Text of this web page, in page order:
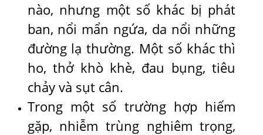
nào, nhưng một số khác bị phát
ban, nổi mẩn ngứa, da nổi những
đường lạ thường. Một số khác thì
ho, thở khò khè, đau bụng, tiêu
chảy và sụt cân.
Trong một số trường hợp hiếm
gặp, nhiễm trùng nghiêm trọng,